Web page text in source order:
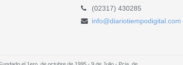
(02317) 430285
info@diariotiempodigital.com